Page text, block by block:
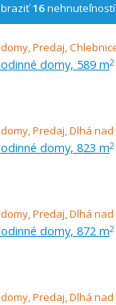
16nehnuteľností
domy, 589 m2
domy, 823 m2
domy, 872 m2